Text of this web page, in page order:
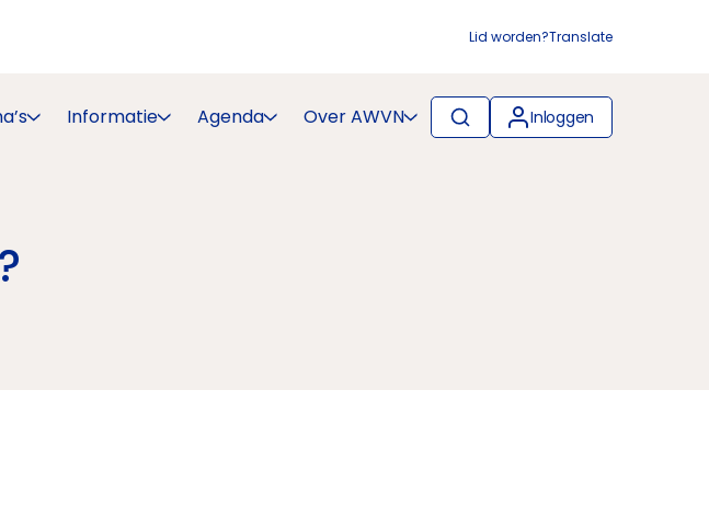
Lid worden?Translate
Informatie Agenda Over AWVN Inloggen